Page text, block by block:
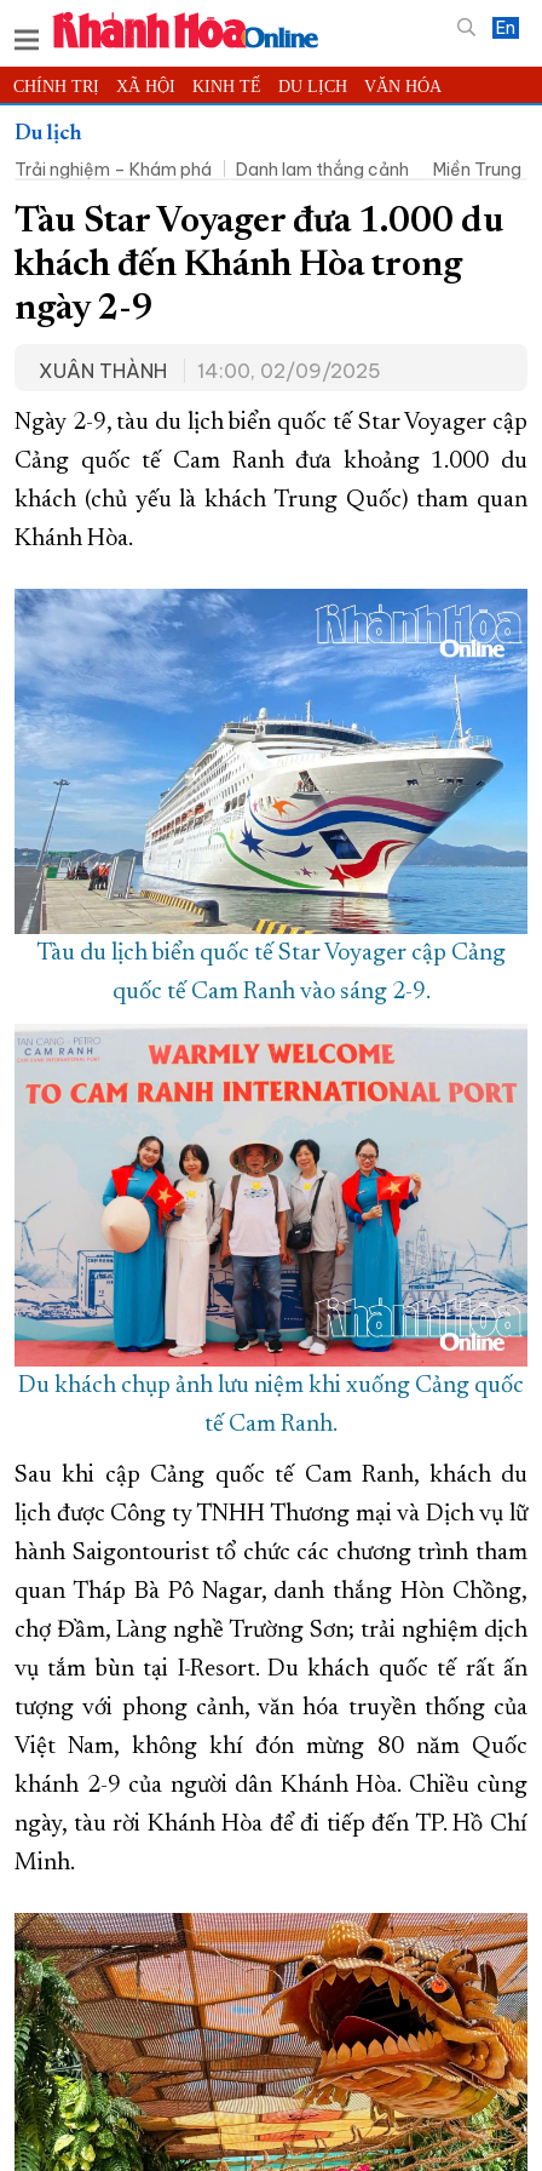
En
CHÍNH TRỊ XÃ HỘI KINH TẾ DU LỊCH VĂN HÓA
THỂ THAO
KHOA HỌC - CÔNG NGHỆ PHÁP LUẬT BẠN ĐỌC PHÓNG SỰ
THẾ GIỚI MULTIMEDIA VIDEO ĐỌC BÁO ONLINE
PODCAST THÔNG TIN - QUẢNG CÁO
QUY HOẠCH TỈNH KHÁNH HÒA
CHUNG TAY CẢI CÁCH HÀNH CHÍNH
XÂY DỰNG NÔNG THÔN MỚI LỊCH CẮT ĐIỆN
TÀU - XE - MÁY BAY
KỶ NIỆM 370 NĂM XÂY DỰNG VÀ PHÁT TRIỂN TỈNH KHÁNH HÒA
KHOẢNH KHẮC ĐẸP XỨ TRẦM
ĐẠI HỘI ĐẢNG CÁC CẤP TRANG CHỦ VỀ BÁO KHÁNH HÒA
Du lịch
Trải nghiệm – Khám phá
Danh lam thắng cảnh Miền Trung -
Tàu Star Voyager đưa 1.000 du
khách đến Khánh Hòa trong
ngày 2-9
XUÂN THÀNH 14:00, 02/09/2025
Ngày 2-9, tàu du lịch biển quốc tế Star Voyager cập
Cảng quốc tế Cam Ranh đưa khoảng 1.000 du
khách (chủ yếu là khách Trung Quốc) tham quan
Khánh Hòa.
Tàu du lịch biển quốc tế Star Voyager cập Cảng
quốc tế Cam Ranh vào sáng 2-9.
Du khách chụp ảnh lưu niệm khi xuống Cảng quốc
tế Cam Ranh.
Sau khi cập Cảng quốc tế Cam Ranh, khách du
lịch được Công ty TNHH Thương mại và Dịch vụ lữ
hành Saigontourist tổ chức các chương trình tham
quan Tháp Bà Pô Nagar, danh thắng Hòn Chồng,
chợ Đầm, Làng nghề Trường Sơn; trải nghiệm dịch
vụ tắm bùn tại I-Resort. Du khách quốc tế rất ấn
tượng với phong cảnh, văn hóa truyền thống của
Việt Nam, không khí đón mừng 80 năm Quốc
khánh 2-9 của người dân Khánh Hòa. Chiều cùng
ngày, tàu rời Khánh Hòa để đi tiếp đến TP. Hồ Chí
Minh.